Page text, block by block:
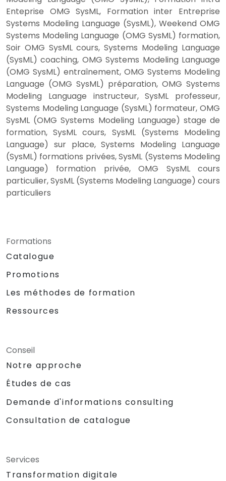
Enteprise OMG SysML, Formation inter Entreprise
Systems Modeling Language (SysML), Weekend OMG
Systems Modeling Language (OMG SysML) formation,
Soir OMG SysML cours, Systems Modeling Language
(SysML) coaching, OMG Systems Modeling Language
(OMG SysML) entraînement, OMG Systems Modeling
Language (OMG SysML) préparation, OMG Systems
Modeling Language instructeur, SysML professeur,
Systems Modeling Language (SysML) formateur, OMG
SysML (OMG Systems Modeling Language) stage de
formation, SysML cours, SysML (Systems Modeling
Language) sur place, Systems Modeling Language
(SysML) formations privées, SysML (Systems Modeling
Language) formation privée, OMG SysML cours
particulier, SysML (Systems Modeling Language) cours
particuliers
Formations
Catalogue
Promotions
Les méthodes de formation
Ressources
Conseil
Notre approche
Études de cas
Demande d'informations consulting
Consultation de catalogue
Services
Transformation digitale